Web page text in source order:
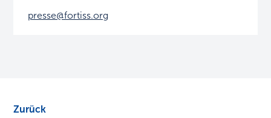
presse@fortiss.org
Zurück